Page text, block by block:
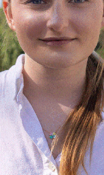
Un anno fa
Gianni,
processo, lo
Cronaca 3
Scomparso
Fiorentino
Levane nel